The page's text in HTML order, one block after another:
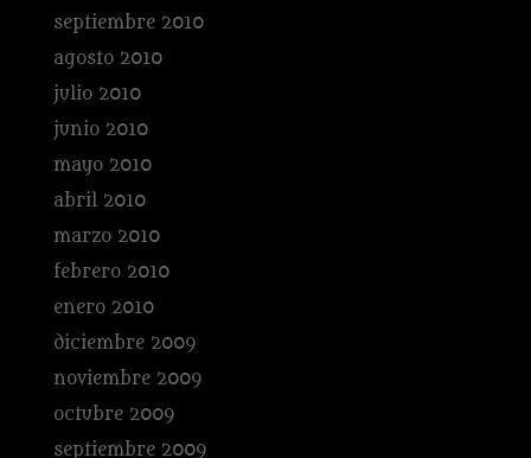
septiembre 2010
agosto 2010
julio 2010
junio 2010
mayo 2010
abril 2010
marzo 2010
febrero 2010
enero 2010
diciembre 2009
noviembre 2009
octubre 2009
septiembre 2009